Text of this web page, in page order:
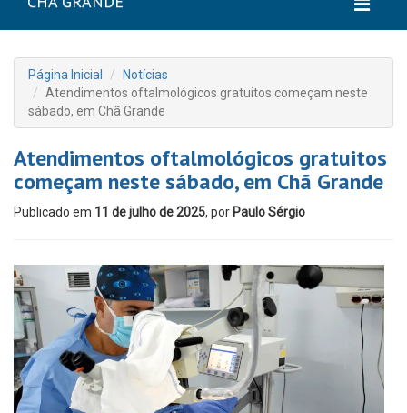
Página Inicial
Notícias
Atendimentos oftalmológicos gratuitos começam neste
sábado, em Chã Grande
Atendimentos oftalmológicos gratuitos
começam neste sábado, em Chã Grande
Publicado em 11 de julho de 2025, por Paulo Sérgio